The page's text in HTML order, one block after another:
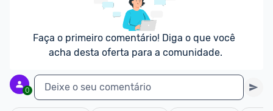
Faça o primeiro comentário! Diga o que você
acha desta oferta para a comunidade.
0 Deixe o seu comentário